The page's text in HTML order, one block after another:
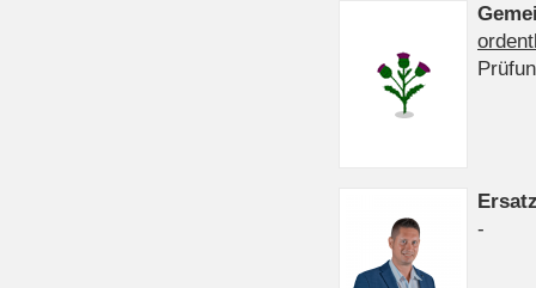
-